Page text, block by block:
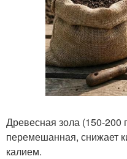
Древесная зола (150-200
перемешанная, снижает
калием.